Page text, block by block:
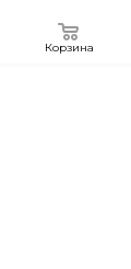
Корзина